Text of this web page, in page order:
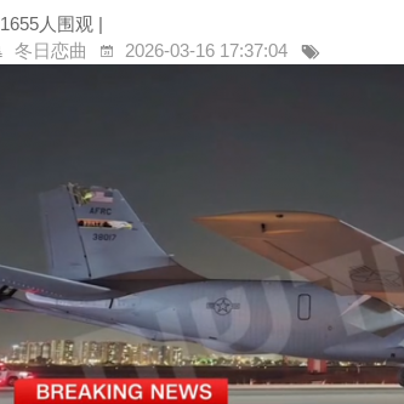
1655人围观 |
冬日恋曲
2026-03-16 17:37:04